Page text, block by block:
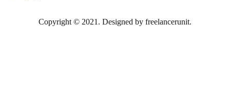
Copyright © 2021. Designed by freelancerunit.